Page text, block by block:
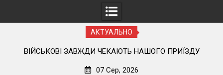
АКТУАЛЬНО
ВІЙСЬКОВІ ЗАВЖДИ ЧЕКАЮТЬ НАШОГО ПРИЇЗДУ
07 Сер, 2026